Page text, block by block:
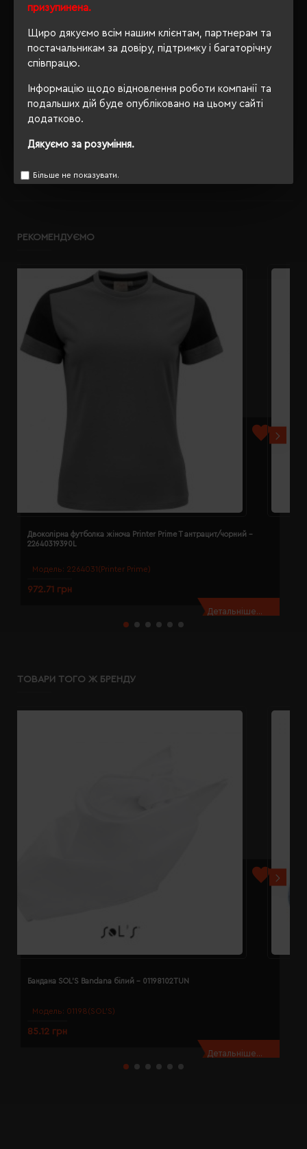
призупинена.
Щиро дякуємо всім нашим клієнтам, партнерам та
постачальникам за довіру, підтримку і багаторічну
співпрацю.
Інформацію щодо відновлення роботи компанії та
подальших дій буде опубліковано на цьому сайті
додатково.
Дякуємо за розуміння.
Більше не показувати.
Розпакування
упаковки
Сертифікація
РЕКОМЕНДУЄМО
Модель: 2264031(Printer Prime)
Двоколірна футболка жіноча Printer Prime T антрацит/чорний -
22640319390L
972.71 грн
Детальніше...
ТОВАРИ ТОГО Ж БРЕНДУ
Модель: 01198(SOL’S)
Бандана SOL'S Bandana білий - 01198102TUN
85.12 грн
Детальніше...